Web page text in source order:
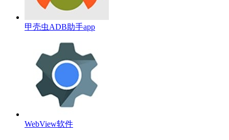
甲壳虫ADB助手app
WebView软件